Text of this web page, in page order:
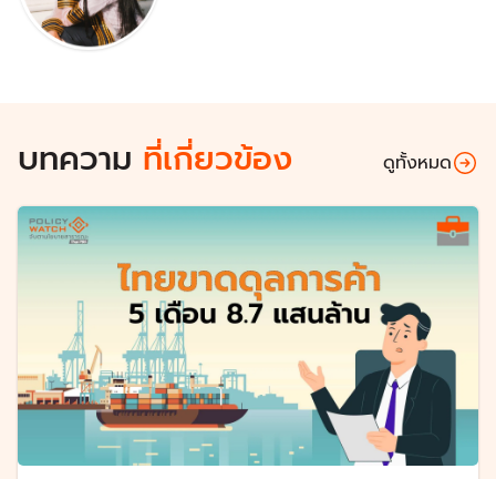
บทความ ที่เกี่ยวข้อง ดูทั้งหมด